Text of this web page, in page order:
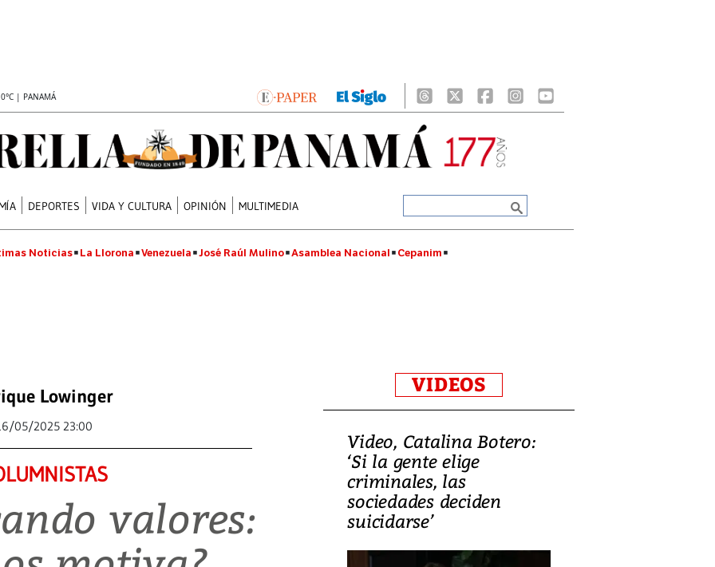
| PANAMÁ
DEPORTES VIDA Y CULTURA OPINIÓN MULTIMEDIA
Noticias La Llorona Venezuela José Raúl Mulino Asamblea Nacional Cepanim
Lowinger
05/2025 23:00
valores:
VIDEOS
Video, Catalina Botero:
‘Si la gente elige
criminales, las
sociedades deciden
suicidarse’